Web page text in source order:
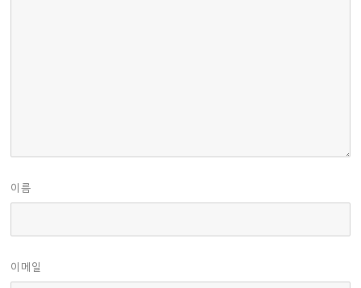
이름
이메일